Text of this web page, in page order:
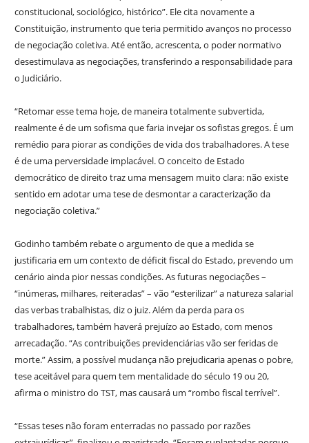
constitucional, sociológico, histórico”. Ele cita novamente a
Constituição, instrumento que teria permitido avanços no processo
de negociação coletiva. Até então, acrescenta, o poder normativo
desestimulava as negociações, transferindo a responsabilidade para
o Judiciário.
“Retomar esse tema hoje, de maneira totalmente subvertida,
realmente é de um sofisma que faria invejar os sofistas gregos. É um
remédio para piorar as condições de vida dos trabalhadores. A tese
é de uma perversidade implacável. O conceito de Estado
democrático de direito traz uma mensagem muito clara: não existe
sentido em adotar uma tese de desmontar a caracterização da
negociação coletiva.”
Godinho também rebate o argumento de que a medida se
justificaria em um contexto de déficit fiscal do Estado, prevendo um
cenário ainda pior nessas condições. As futuras negociações –
“inúmeras, milhares, reiteradas” – vão “esterilizar” a natureza salarial
das verbas trabalhistas, diz o juiz. Além da perda para os
trabalhadores, também haverá prejuízo ao Estado, com menos
arrecadação. “As contribuições previdenciárias vão ser feridas de
morte.” Assim, a possível mudança não prejudicaria apenas o pobre,
tese aceitável para quem tem mentalidade do século 19 ou 20,
afirma o ministro do TST, mas causará um “rombo fiscal terrível”.
“Essas teses não foram enterradas no passado por razões